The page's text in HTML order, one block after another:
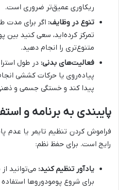
ریکاوری عمیق‌تر ضروری است.
تنوع در وظایف: اگر برای مدت
تمرکز کرده‌اید، سعی کنید بین
متنوع‌تری را انجام دهید.
فعالیت‌های بدنی: در طول
پیاده‌روی یا حرکات کششی
پیدا کند و خستگی جسمی و
پایبندی به برنامه و
فراموش کردن تنظیم تایمر یا عدم
رایج است. برای حفظ نظم:
یادآور تنظیم کنید: می‌توانید
برای شروع پومودوروها